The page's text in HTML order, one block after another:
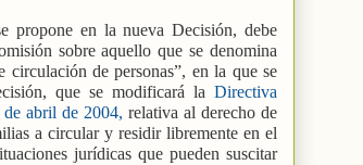
propone en la nueva Decisión, debe
sobre aquello que se denomina
circulación de personas”, en la que se
que se modificará la Directiva
abril de 2004, relativa al derecho de
a circular y residir libremente en el
jurídicas que pueden suscitar